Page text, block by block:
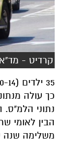
קרדיט - מד"א
כך עולה
נתוני הלמ"ס.
הבין לאומי שחל ב-20
משלימה שנה